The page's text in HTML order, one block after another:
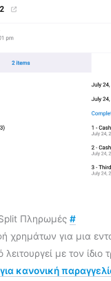
Πληρωμές #
χρημάτων για μια
λειτουργεί με τον
κανονική